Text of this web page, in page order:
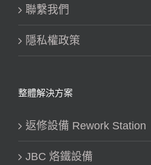
聯繫我們
隱私權政策
整體解決方案
返修設備 Rework Station
JBC 烙鐵設備